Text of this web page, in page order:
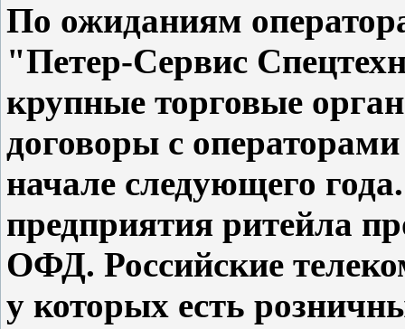
По ожиданиям
"Петер-Сервис
крупные торговые
договоры с
начале следующего
предприятия ритейла
ОФД. Российские
у которых есть